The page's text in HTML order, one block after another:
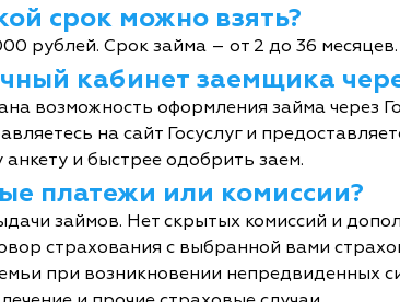
срок можно взять?
рублей. Срок займа – от 2 до 36 месяцев.
кабинет заемщика
возможность оформления займа через
на сайт Госуслуг и
и быстрее одобрить заем.
платежи или комиссии?
займов. Нет скрытых комиссий и
страхования с выбранной вами
при возникновении непредвиденных